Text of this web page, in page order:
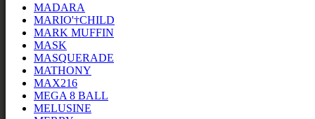
MADARA
MARIO'†CHILD
MARK MUFFIN
MASK
MASQUERADE
MATHONY
MAX216
MEGA 8 BALL
MELUSINE